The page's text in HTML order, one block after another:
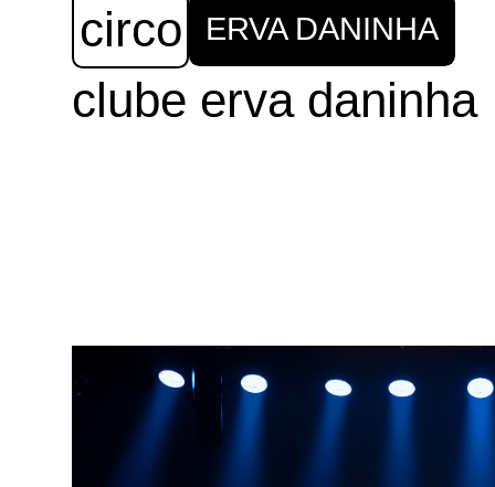
circo ERVA DANINHA
clube erva daninha